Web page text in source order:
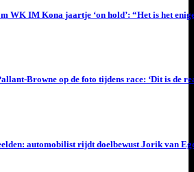
WK IM Kona jaartje ‘on hold’: “Het is het
Browne op de foto tijdens race: ‘Dit is de
automobilist rijdt doelbewust Jorik van